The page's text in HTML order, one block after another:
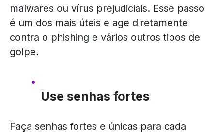
malwares ou vírus prejudiciais. Esse passo
é um dos mais úteis e age diretamente
contra o phishing e vários outros tipos de
golpe.
Use senhas fortes
Faça senhas fortes e únicas para cada